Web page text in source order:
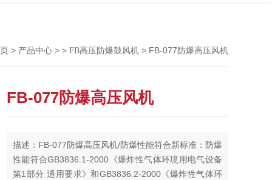
> 产品中心 > > FB高压防爆鼓风机 > FB-077防爆高压风机
FB-077防爆高压风机
描述：FB-077防爆高压风机/防爆性能符合新标准：防爆
性能符合GB3836.1-2000《爆炸性气体环境用电气设备
第1部分 通用要求》和GB3836.2-2000《爆炸性气体环